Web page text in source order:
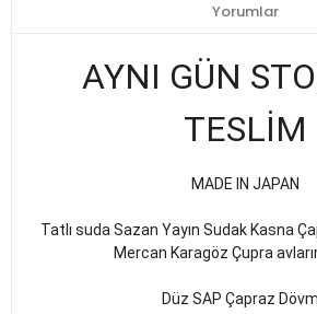
Yorumlar
AYNI GÜN
TESLİM
MADE IN JAPAN
Tatlı suda Sazan Yayın Sudak Kasna
Mercan Karagöz Çupra
Düz SAP Çapraz